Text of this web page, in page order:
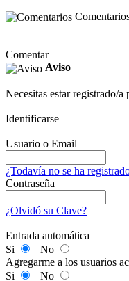
Comentar
Aviso
Necesitas estar registrado/
Identificarse
Usuario o Email
¿Todavía no se ha
Contraseña
¿Olvidó su Clave?
Entrada automática
Si
No
Agregarme a los usuarios
Si
No